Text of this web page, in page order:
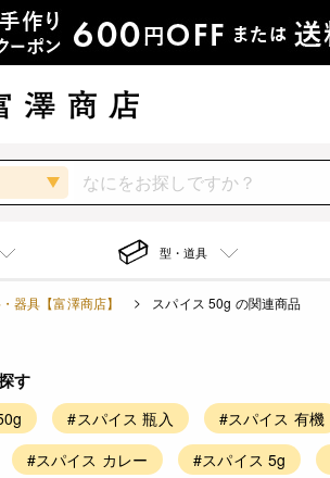
型・道具
器具【富澤商店】 スパイス 50g の関連商品
す
#スパイス 瓶入 #スパイス 有機
#スパイス カレー #スパイス 5g